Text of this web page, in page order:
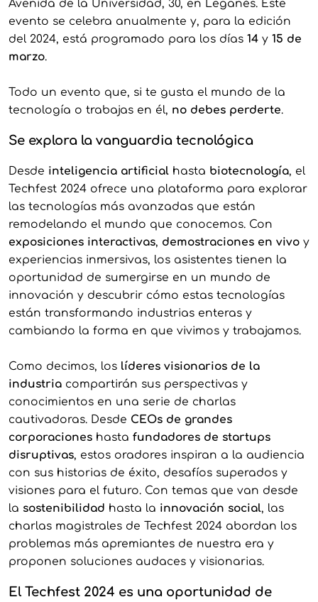
Avenida de la Universidad, 30, en Leganés. Este
evento se celebra anualmente y, para la edición
del 2024, está programado para los días 14y 15 de
marzo.
Todo un evento que, si te gusta el mundo de la
tecnología o trabajas en él, no debes perderte.
Se explora la vanguardia tecnológica
Desde inteligencia artificialhasta biotecnología, el
Techfest 2024 ofrece una plataforma para explorar
las tecnologías más avanzadas que están
remodelando el mundo que conocemos. Con
exposiciones interactivas, demostraciones en vivoy
experiencias inmersivas, los asistentes tienen la
oportunidad de sumergirse en un mundo de
innovación y descubrir cómo estas tecnologías
están transformando industrias enteras y
cambiando la forma en que vivimos y trabajamos.
Como decimos, los líderes visionarios de la
industriacompartirán sus perspectivas y
conocimientos en una serie de charlas
cautivadoras. Desde CEOs de grandes
corporacioneshasta fundadores de startups
disruptivas, estos oradores inspiran a la audiencia
con sus historias de éxito, desafíos superados y
visiones para el futuro. Con temas que van desde
la sostenibilidad hasta la innovación social, las
charlas magistrales de Techfest 2024 abordan los
problemas más apremiantes de nuestra era y
proponen soluciones audaces y visionarias.
El Techfest 2024 es una oportunidad de